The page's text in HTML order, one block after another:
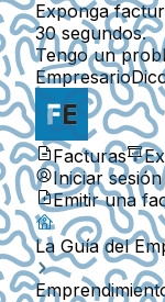
Exponga
30 segundos.
Tengo un
Empresario
Facturas
Iniciar sesión
Emitir una
La Guía del